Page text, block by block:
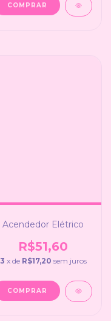
Acendedor Elétrico
R$51,60
3 x de R$17,20 sem juros
COMPRAR